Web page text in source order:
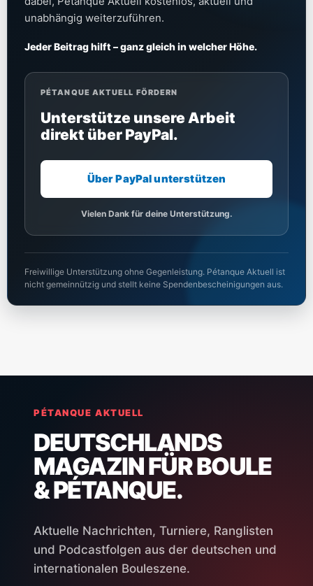
unabhängig weiterzuführen.
Jeder Beitrag hilft – ganz gleich in welcher Höhe.
PÉTANQUE AKTUELL FÖRDERN
Unterstütze unsere Arbeit
direkt über PayPal.
Über PayPal unterstützen
Vielen Dank für deine Unterstützung.
Freiwillige Unterstützung ohne Gegenleistung. Pétanque Aktuell ist
nicht gemeinnützig und stellt keine Spendenbescheinigungen aus.
PÉTANQUE AKTUELL
DEUTSCHLANDS
MAGAZIN FÜR BOULE
& PÉTANQUE.
Aktuelle Nachrichten, Turniere, Ranglisten
und Podcastfolgen aus der deutschen und
internationalen Bouleszene.